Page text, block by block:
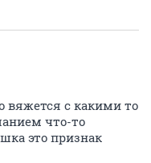
вяжется с какими то
что-то
это признак